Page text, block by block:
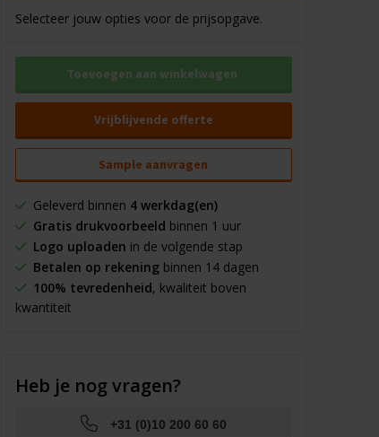
Selecteer jouw opties voor de prijsopgave.
Toevoegen aan winkelwagen
Vrijblijvende offerte
Sample aanvragen
Geleverd binnen 4 werkdag(en)
Gratis drukvoorbeeld binnen 1 uur
Logo uploaden in de volgende stap
Betalen op rekeningbinnen 14 dagen
100% tevredenheid, kwaliteit boven
kwantiteit
Heb je nog vragen?
+31 (0)10 200 60 60